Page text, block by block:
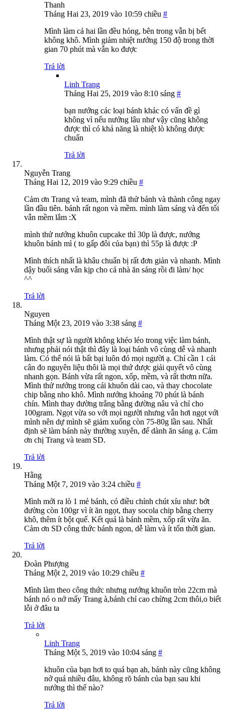
Thanh
Tháng Hai 23, 2019 vào 10:59 chiều #
Mình làm cả hai lần đều hỏng, bên trong vẫn bị bết
không khô. Mình giảm nhiệt nướng 150 độ trong thời
gian 70 phút mà vẫn ko được
Trả lời
Linh Trang
Tháng Hai 25, 2019 vào 8:10 sáng #
bạn nướng các loại bánh khác có vấn đề gì
không vì nếu nướng lâu như vậy cũng không
được thì có khả năng là nhiệt lò không được
chuẩn
Trả lời
Nguyễn Trang
Tháng Hai 12, 2019 vào 9:29 chiều #
Cảm ơn Trang và team, mình đã thử bánh và thành công ngay
lần đầu tiên. bánh rất ngon và mềm. mình làm sáng và đến tối
vẫn mềm lắm :X
mình thử nướng khuôn cupcake thì 30p là được, nướng
khuôn bánh mì ( to gấp đôi của bạn) thì 55p là được :P
Mình thích nhất là khâu chuẩn bị rất đơn giản và nhanh. Mình
dậy buổi sáng vẫn kịp cho cả nhà ăn sáng rồi đi làm/ học
^^
Trả lời
Nguyen
Tháng Một 23, 2019 vào 3:38 sáng #
Mình thật sự là người không khéo léo trong việc làm bánh,
nhưng phải nói thật thì đây là loại bánh vô cùng dễ và nhanh
làm. Có thể nói là bất bại luôn đó mọi người ạ. Chỉ cần 1 cái
cân đo nguyên liệu thôi là mọi thứ được giải quyết vô cùng
nhanh gọn. Bánh vừa rất ngon, xốp, mềm, và rất thơm nữa.
Mình thử nướng trong cái khuôn dài cao, và thay chocolate
chip bằng nho khô. Mình nướng khoảng 70 phút là bánh
chín. Mình thay đường trắng bằng đường nâu và chỉ cho
100gram. Ngọt vừa so với mọi người nhưng vẫn hơi ngọt với
mình nên dự mình sẽ giảm xuống còn 75-80g lần sau. Nhất
định sẽ làm bánh này thường xuyên, để dành ăn sáng ạ. Cảm
ơn chị Trang và team SD.
Trả lời
Hằng
Tháng Một 7, 2019 vào 3:24 chiều #
Mình mới ra lò 1 mẻ bánh, có điều chỉnh chút xíu như: bớt
đường còn 100gr vì ít ăn ngọt, thay socola chip bằng cherry
khô, thêm ít bột quế. Kết quả là bánh mềm, xốp rất vừa ăn.
Cảm ơn SD công thức bánh ngon, dễ làm và ít tốn thời gian.
Trả lời
Đoàn Phượng
Tháng Một 2, 2019 vào 10:29 chiều #
Mình làm theo công thức nhưng nướng khuôn tròn 22cm mà
bánh nó o nở mấy Trang à,bánh chỉ cao chừng 2cm thôi,o biết
lỗi ở đâu ta
Trả lời
Linh Trang
Tháng Một 5, 2019 vào 10:04 sáng #
khuôn của bạn hơi to quá bạn ah, bánh này cũng không
nở quá nhiều đâu, không rõ bánh của bạn sau khi
nướng thì thế nào?
Trả lời